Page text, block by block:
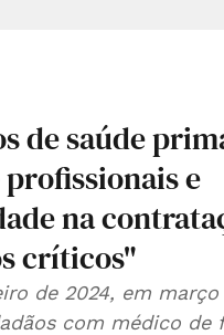
de saúde
e
na
críticos"
de 2024, em
com médico de